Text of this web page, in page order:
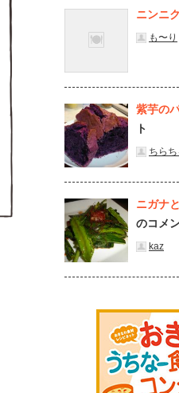
ニンニ
も〜り
紫芋の
ト
ちら
ニガナ
のコメ
kaz